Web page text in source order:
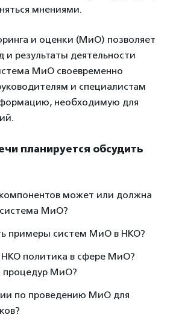
мнениями.
и оценки (МиО) позволяет
и результаты деятельности
МиО своевременно
и специалистам
необходимую для
планируется обсудить
может или должна
система МиО?
примеры систем МиО в НКО?
политика в сфере МиО?
процедур МиО?
по проведению МиО для